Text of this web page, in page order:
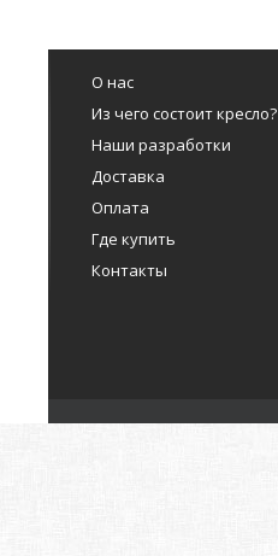
О нас
Из чего состоит кресло?
Наши разработки
Доставка
Оплата
Где купить
Контакты